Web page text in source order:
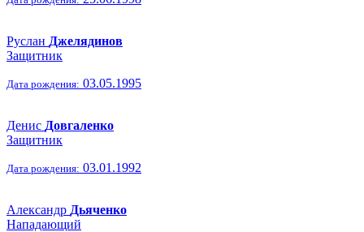
Руслан Джелядинов
Защитник
Дата рождения: 03.05.1995
Денис Довгаленко
Защитник
Дата рождения: 03.01.1992
Александр Дьяченко
Нападающий